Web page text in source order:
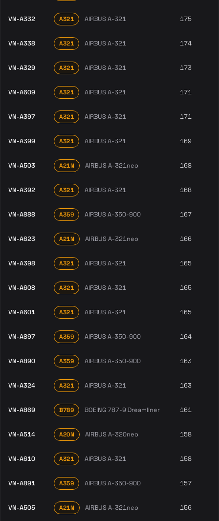
VN-A332 A321 AIRBUS A-321 175
VN-A338 A321 AIRBUS A-321 174
VN-A329 A321 AIRBUS A-321 173
VN-A609 A321 AIRBUS A-321 171
VN-A397 A321 AIRBUS A-321 171
VN-A399 A321 AIRBUS A-321 169
VN-A503 A21N AIRBUS A-321neo 168
VN-A392 A321 AIRBUS A-321 168
VN-A888 A359 AIRBUS A-350-900 167
VN-A623 A21N AIRBUS A-321neo 166
VN-A398 A321 AIRBUS A-321 165
VN-A608 A321 AIRBUS A-321 165
VN-A601 A321 AIRBUS A-321 165
VN-A897 A359 AIRBUS A-350-900 164
VN-A890 A359 AIRBUS A-350-900 163
VN-A324 A321 AIRBUS A-321 163
VN-A869 B789 BOEING 787-9 Dreamliner 161
VN-A514 A20N AIRBUS A-320neo 158
VN-A610 A321 AIRBUS A-321 158
VN-A891 A359 AIRBUS A-350-900 157
VN-A505 A21N AIRBUS A-321neo 156